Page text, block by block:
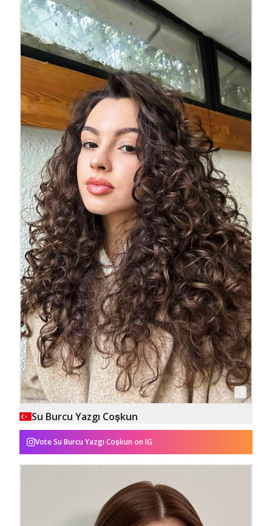
Su Burcu Yazgı Coşkun
VoteSu Burcu Yazgı Coşkun on IG